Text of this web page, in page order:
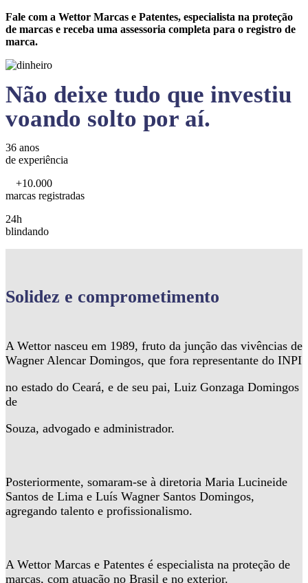
Fale com a Wettor Marcas e Patentes, especialista na proteção
de marcas e receba uma assessoria completa para o registro de
marca.
Não deixe tudo que investiu
voando solto por aí.
36 anos
de experiência
+10.000
marcas registradas
24h
blindando
Solidez e comprometimento
A Wettor nasceu em 1989, fruto da junção das vivências de
Wagner Alencar Domingos, que fora representante do INPI
no estado do Ceará, e de seu pai, Luiz Gonzaga Domingos
de
Souza, advogado e administrador.
Posteriormente, somaram-se à diretoria Maria Lucineide
Santos de Lima e Luís Wagner Santos Domingos,
agregando talento e profissionalismo.
A Wettor Marcas e Patentes é especialista na proteção de
marcas, com atuação no Brasil e no exterior.